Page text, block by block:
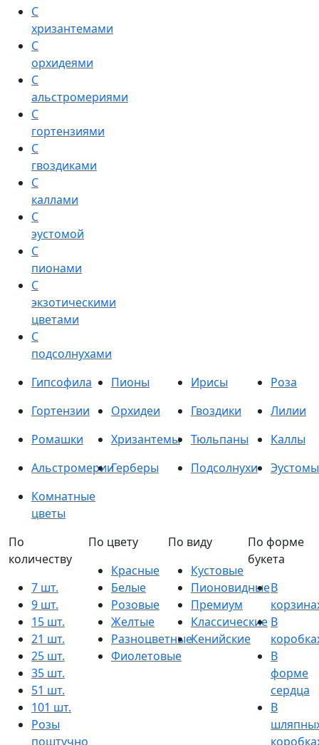
С
хризантемами
С
орхидеями
С
альстромериями
С
гортензиями
С
гвоздиками
С
каллами
С
эустомой
С
пионами
С
экзотическими
цветами
С
подсолнухами
Гипсофила
Пионы Ирисы
Роза
Гортензии
Орхидеи Гвоздики
Лилии
Ромашки
Хризантемы Тюльпаны
Каллы
АльстромерииГерберы Подсолнухи
Эустомы
Комнатные
цветы
По
количеству
7 шт.
9 шт.
15 шт.
21 шт.
25 шт.
35 шт.
51 шт.
101 шт.
Розы
поштучно
По цвету
Красные
Белые
Розовые
Желтые
Разноцветные
Фиолетовые
По виду
Кустовые
Пионовидные
Премиум
Классические
Кенийские
По форме
букета
В
В
В
форме
сердца
В